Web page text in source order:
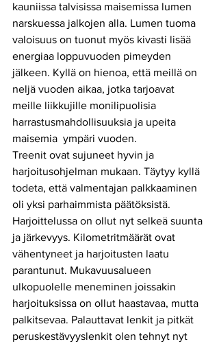
kauniissa talvisissa maisemissa lumen
narskuessa jalkojen alla. Lumen tuoma
valoisuus on tuonut myös kivasti lisää
energiaa loppuvuoden pimeyden
jälkeen. Kyllä on hienoa, että meillä on
neljä vuoden aikaa, jotka tarjoavat
meille liikkujille monilipuolisia
harrastusmahdollisuuksia ja upeita
maisemia  ympäri vuoden.
Treenit ovat sujuneet hyvin ja
harjoitusohjelman mukaan. Täytyy kyllä
todeta, että valmentajan palkkaaminen
oli yksi parhaimmista päätöksistä.
Harjoittelussa on ollut nyt selkeä suunta
ja järkevyys. Kilometritmäärät ovat
vähentyneet ja harjoitusten laatu
parantunut. Mukavuusalueen
ulkopuolelle meneminen joissakin
harjoituksissa on ollut haastavaa, mutta
palkitsevaa. Palauttavat lenkit ja pitkät
peruskestävyyslenkit olen tehnyt nyt